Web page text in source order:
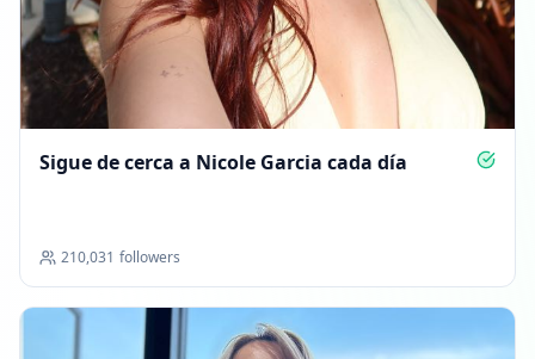
Sigue de cerca a Nicole Garcia cada día
210,031 followers